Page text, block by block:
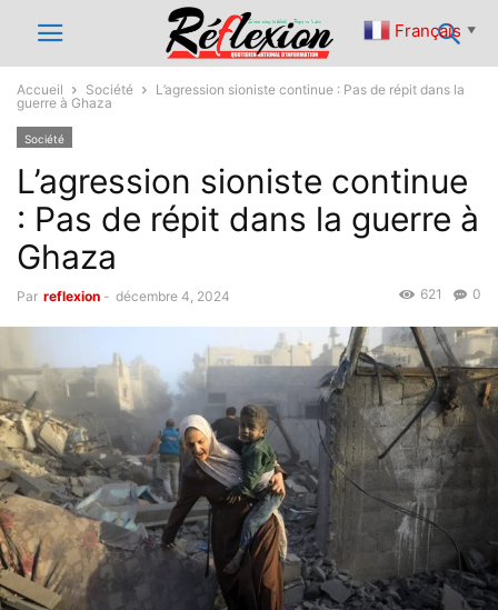
Accueil Société
L’agression sioniste continue : Pas de répit dans la
guerre à Ghaza
Société
L’agression sioniste continue
: Pas de répit dans la guerre à
Ghaza
Par reflexion - décembre 4, 2024 0
621
Français ▼